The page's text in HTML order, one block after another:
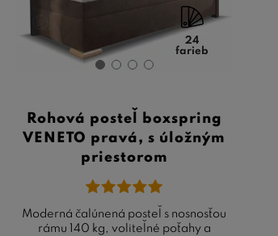
24
farieb
Rohová posteľ boxspring
VENETO pravá, s úložným
priestorom
Moderná čalúnená posteľ s nosnosťou
rámu 140 kg, voliteľné poťahy a